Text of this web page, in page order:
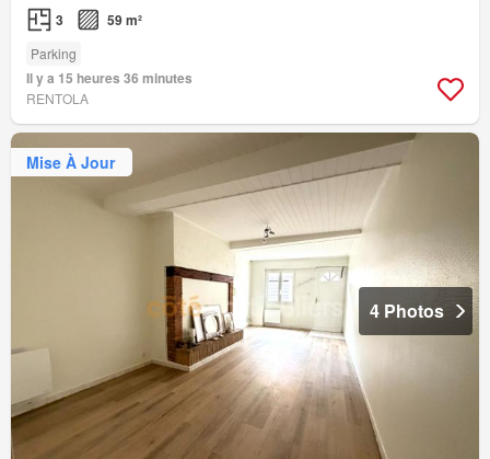
3 59 m²
Parking
Il y a 15 heures 36 minutes
RENTOLA
Mise À Jour
4 Photos